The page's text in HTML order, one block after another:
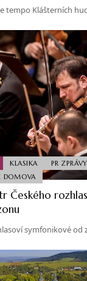
tempo Klášterních
KLASIKA
PR ZPRÁVY
DOMOVA
Českého
symfonikové od